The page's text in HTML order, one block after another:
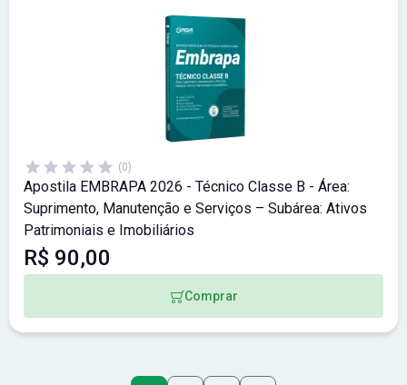
(0)
Apostila EMBRAPA 2026 - Técnico Classe B - Área:
Suprimento, Manutenção e Serviços – Subárea: Ativos
Patrimoniais e Imobiliários
R$ 90,00
Comprar